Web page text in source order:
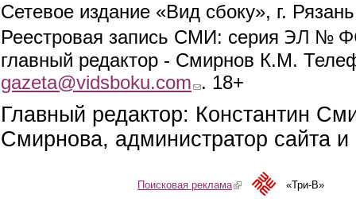
Сетевое издание «Вид сбоку», г.
Реестровая запись СМИ: серия ЭЛ №
главный редактор - Смирнов К.М.
gazeta@vidsboku.com (link sends e-mail)
. 18+
Главный редактор: Константин
Смирнова, администратор сайта
Поисковая реклама(link is external)«Три-В»